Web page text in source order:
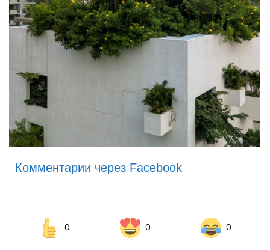
Комментарии через Facebook
0 0 0